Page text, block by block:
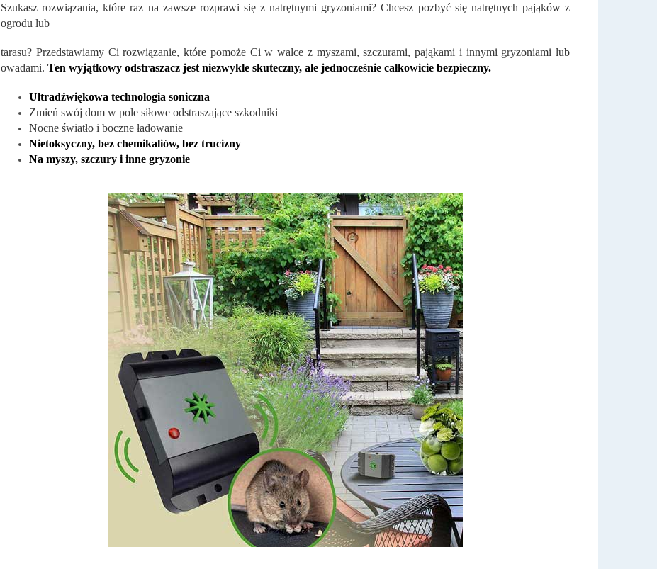
Szukasz rozwiązania, które raz na zawsze rozprawi się z natrętnymi gryzoniami? Chcesz pozbyć się natrętnych pająków z
ogrodu lub
tarasu? Przedstawiamy Ci rozwiązanie, które pomoże Ci w walce z myszami, szczurami, pająkami i innymi gryzoniami lub
owadami. Ten wyjątkowy odstraszacz jest niezwykle skuteczny, ale jednocześnie całkowicie bezpieczny.
Ultradźwiękowa technologia soniczna
Zmień swój dom w pole siłowe odstraszające szkodniki
Nocne światło i boczne ładowanie
Nietoksyczny, bez chemikaliów, bez trucizny
Na myszy, szczury i inne gryzonie